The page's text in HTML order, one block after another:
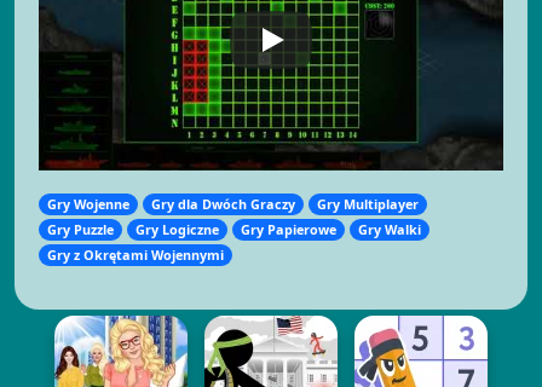
Gry Wojenne Gry dla Dwóch Graczy
Gry Multiplayer
Gry Puzzle
Gry Logiczne Gry Papierowe
Gry Walki
Gry z Okrętami Wojennymi